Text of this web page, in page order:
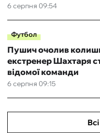
6 серпня 09:54
Футбол
6 серпня 09:15
Пушич очолив
екстренер Шахтаря
відомої команди